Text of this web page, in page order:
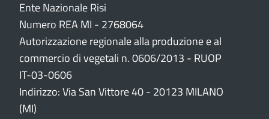
Ente Nazionale Risi
Numero REA MI - 2768064
Autorizzazione regionale alla produzione e al
commercio di vegetali n. 0606/2013 - RUOP
IT-03-0606
Indirizzo: Via San Vittore 40 - 20123 MILANO
(MI)